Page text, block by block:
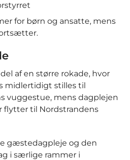
for børn og ansatte, mens
af en større rokade, hvor
midlertidigt stilles til
vuggestue, mens dagplejen
flytter til Nordstrandens
gæstedagpleje og den
i særlige rammer i